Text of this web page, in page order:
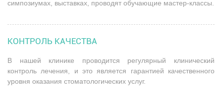
симпозиумах, выставках, проводят обучающие мастер-классы.
КОНТРОЛЬ КАЧЕСТВА
В нашей клинике проводится регулярный клинический
контроль лечения, и это является гарантией качественного
уровня оказания стоматологических услуг.